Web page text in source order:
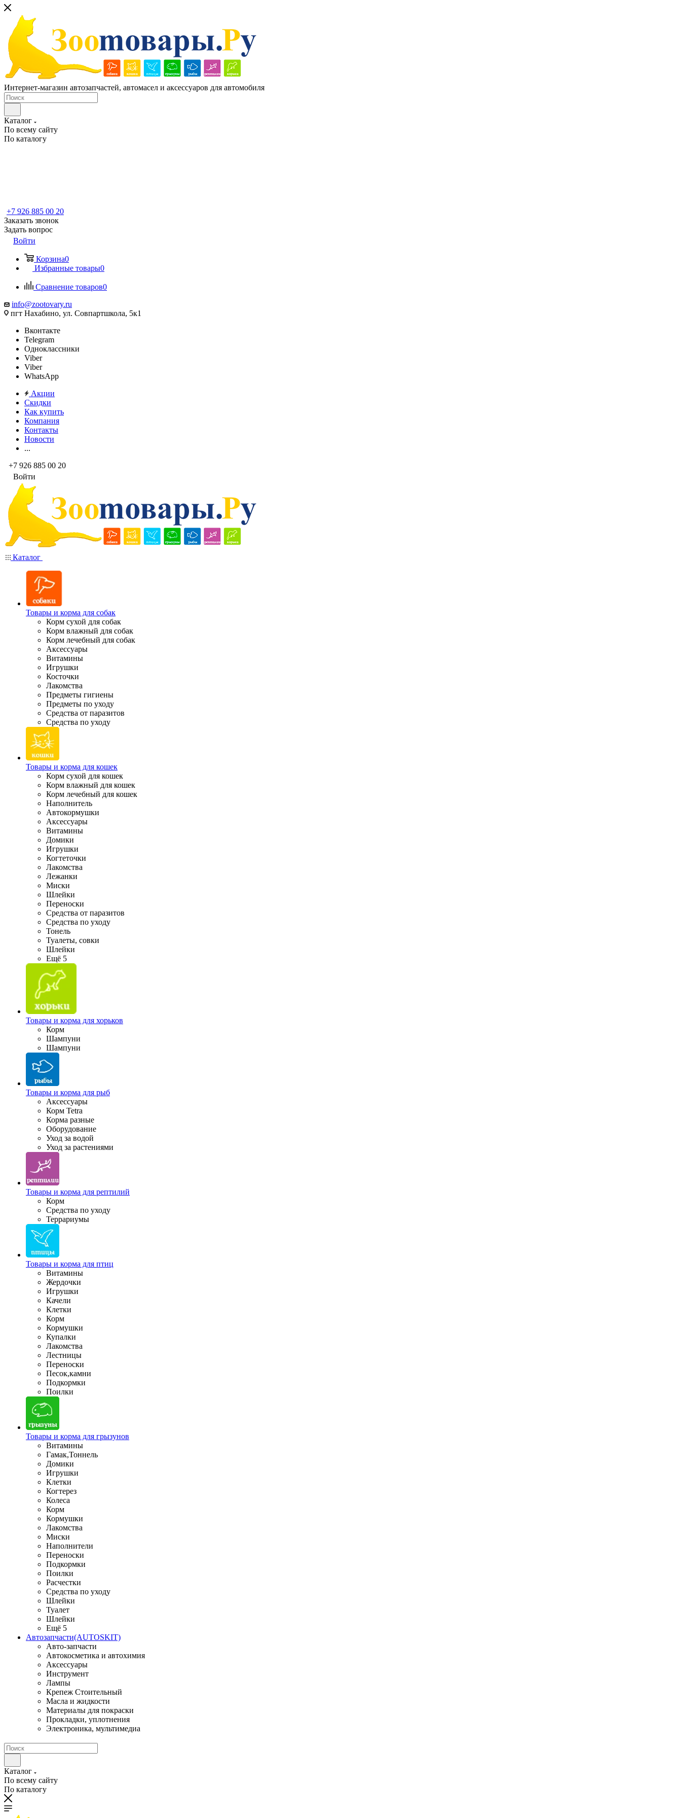
Интернет-магазин автозапчастей, автомасел и аксессуаров для автомобиля
Каталог
По всему сайту
По каталогу
+7 926 885 00 20
Заказать звонок
Задать вопрос
Войти
Корзина0
Избранные товары0
Сравнение товаров0
info@zootovary.ru
пгт Нахабино, ул. Совпартшкола, 5к1
Вконтакте
Telegram
Одноклассники
Viber
Viber
WhatsApp
Акции
Скидки
Как купить
Компания
Контакты
Новости
...
+7 926 885 00 20
Войти
Каталог
Товары и корма для собак
Корм сухой для собак
Корм влажный для собак
Корм лечебный для собак
Аксессуары
Витамины
Игрушки
Косточки
Лакомства
Предметы гигиены
Предметы по уходу
Средства от паразитов
Средства по уходу
Товары и корма для кошек
Корм сухой для кошек
Корм влажный для кошек
Корм лечебный для кошек
Наполнитель
Автокормушки
Аксессуары
Витамины
Домики
Игрушки
Когтеточки
Лакомства
Лежанки
Миски
Шлейки
Переноски
Средства от паразитов
Средства по уходу
Тонель
Туалеты, совки
Шлейки
Ещё 5
Товары и корма для хорьков
Корм
Шампуни
Шампуни
Товары и корма для рыб
Аксессуары
Корм Tetra
Корма разные
Оборудование
Уход за водой
Уход за растениями
Товары и корма для рептилий
Корм
Средства по уходу
Террариумы
Товары и корма для птиц
Витамины
Жердочки
Игрушки
Качели
Клетки
Корм
Кормушки
Купалки
Лакомства
Лестницы
Переноски
Песок,камни
Подкормки
Поилки
Товары и корма для грызунов
Витамины
Гамак,Тоннель
Домики
Игрушки
Клетки
Когтерез
Колеса
Корм
Кормушки
Лакомства
Миски
Наполнители
Переноски
Подкормки
Поилки
Расчестки
Средства по уходу
Шлейки
Туалет
Шлейки
Ещё 5
Автозапчасти(AUTOSKIT)
Авто-запчасти
Автокосметика и автохимия
Аксессуары
Инструмент
Лампы
Крепеж Стоительный
Масла и жидкости
Материалы для покраски
Прокладки, уплотнения
Электроника, мультимедиа
Каталог
По всему сайту
По каталогу